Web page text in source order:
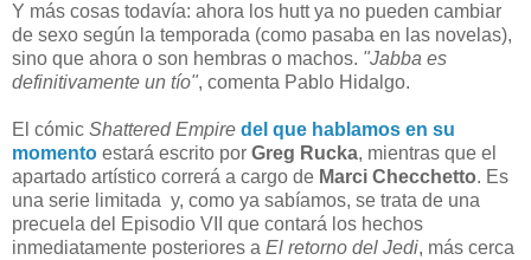
Y más cosas todavía: ahora los hutt ya no pueden cambiar
de sexo según la temporada (como pasaba en las novelas),
sino que ahora o son hembras o machos. "Jabba es
definitivamente un tío", comenta Pablo Hidalgo.
El cómic Shattered Empire del que hablamos en su
momento estará escrito por Greg Rucka, mientras que el
apartado artístico correrá a cargo de Marci Checchetto. Es
una serie limitada y, como ya sabíamos, se trata de una
precuela del Episodio VII que contará los hechos
inmediatamente posteriores a El retorno del Jedi, más cerca